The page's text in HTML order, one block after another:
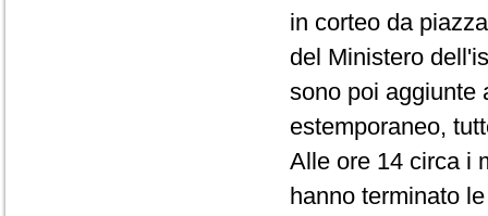
in corteo da
del Ministero
sono poi aggiunte
estemporaneo,
Alle ore 14 circa i
hanno terminato